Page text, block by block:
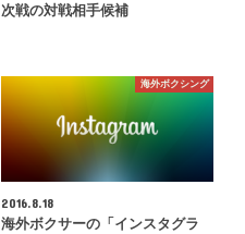
次戦の対戦相手候補
海外ボクシング
2016.8.18
海外ボクサーの「インスタグラ